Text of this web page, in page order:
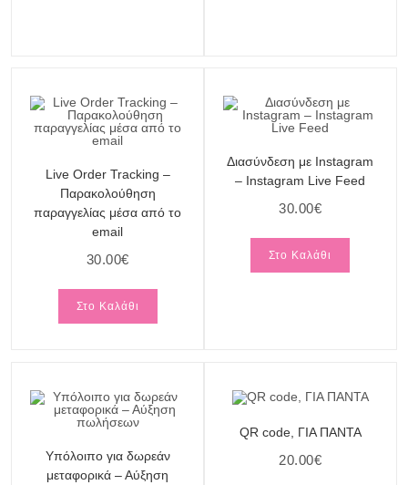
Live Order Tracking –
Παρακολούθηση
παραγγελίας μέσα από το
email
30.00€
Στο Καλάθι
Διασύνδεση με Instagram
– Instagram Live Feed
30.00€
Στο Καλάθι
Υπόλοιπο για δωρεάν
μεταφορικά – Αύξηση
QR code, ΓΙΑ ΠΑΝΤΑ
20.00€